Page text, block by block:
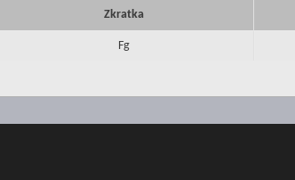
Zkratka
Fg